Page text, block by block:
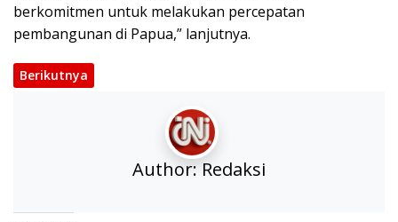
berkomitmen untuk melakukan percepatan
pembangunan di Papua,” lanjutnya.
Berikutnya
Author: Redaksi